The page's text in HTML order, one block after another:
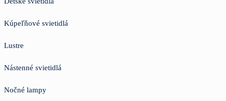
Kúpeľňové svietidlá
Lustre
Nástenné svietidlá
Nočné lampy